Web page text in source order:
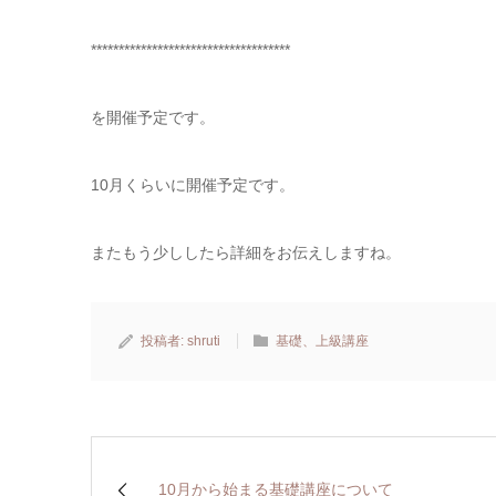
************************************
を開催予定です。
10月くらいに開催予定です。
またもう少ししたら詳細をお伝えしますね。
投稿者: shruti 基礎、上級講座
10月から始まる基礎講座について